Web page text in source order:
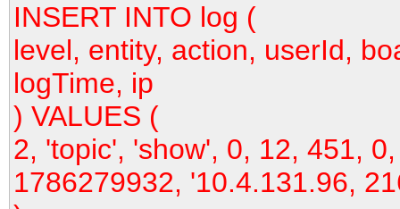
INSERT INTO log (
level, entity, action, userId,
logTime, ip
) VALUES (
2, 'topic', 'show', 0, 12, 451,
1786279932, '10.4.131.96,